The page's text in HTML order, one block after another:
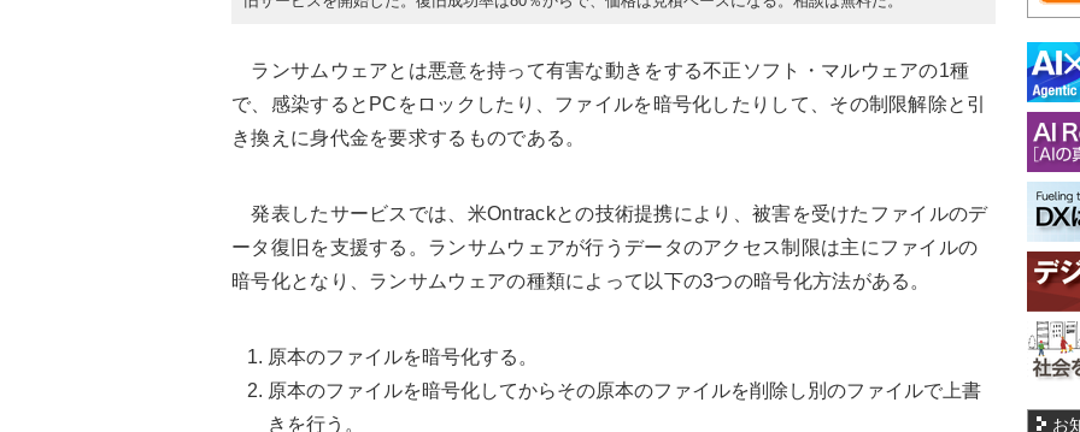
ランサムウェアとは悪意を持って有害な動きをする不正ソフト・マルウェアの1種
で、感染するとPCをロックしたり、ファイルを暗号化したりして、その制限解除と引
き換えに身代金を要求するものである。
発表したサービスでは、米Ontrackとの技術提携により、被害を受けたファイルのデ
ータ復旧を支援する。ランサムウェアが行うデータのアクセス制限は主にファイルの
暗号化となり、ランサムウェアの種類によって以下の3つの暗号化方法がある。
原本のファイルを暗号化する。
原本のファイルを暗号化してからその原本のファイルを削除し別のファイルで上書
きを行う。
お